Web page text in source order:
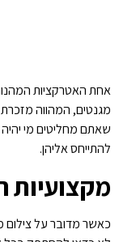
אחת האטרקציות
מגנטים, המהווה
שאתם מחליטים מי
להתייחס אליהן.
מקצועיות
כאשר מדובר על